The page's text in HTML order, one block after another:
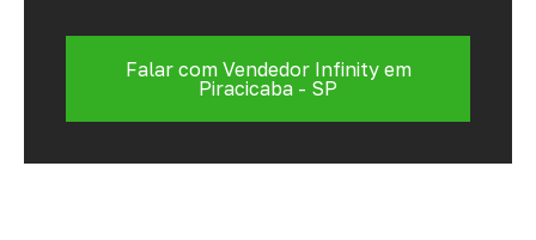
Falar com Vendedor Infinity em
Piracicaba - SP